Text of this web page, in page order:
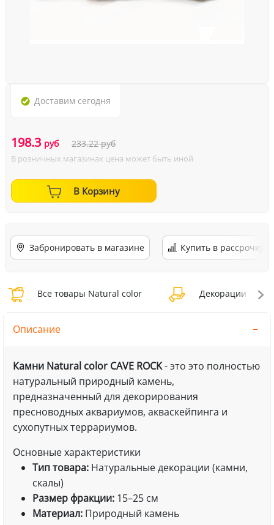
Доставим сегодня
198.3 руб 233.22руб
В розничных магазинах цена может быть иной
В Корзину
Забронировать в магазине Купить в рассрочку
Все товары Natural color Декорации
Описание
Камни Natural color CAVE ROCK- это это полностью
натуральный природный камень,
предназначенный для декорирования
пресноводных аквариумов, акваскейпинга и
сухопутных террариумов.
Основные характеристики
Тип товара:Натуральные декорации (камни,
скалы)
Размер фракции:15–25 см
Материал:Природный камень